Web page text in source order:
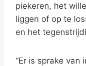
piekeren, het
liggen of op te
en het
“Er is sprake